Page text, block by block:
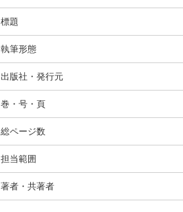
標題
執筆形態
出版社・発行元
巻・号・頁
総ページ数
担当範囲
著者・共著者